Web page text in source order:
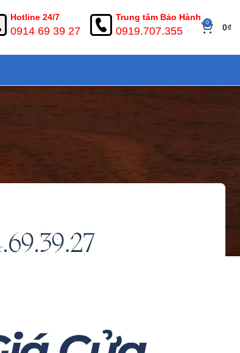
Hotline 24/7
0914 69 39 27
Trung tâm Bảo Hành
0919.707.355
0 0₫
Đại